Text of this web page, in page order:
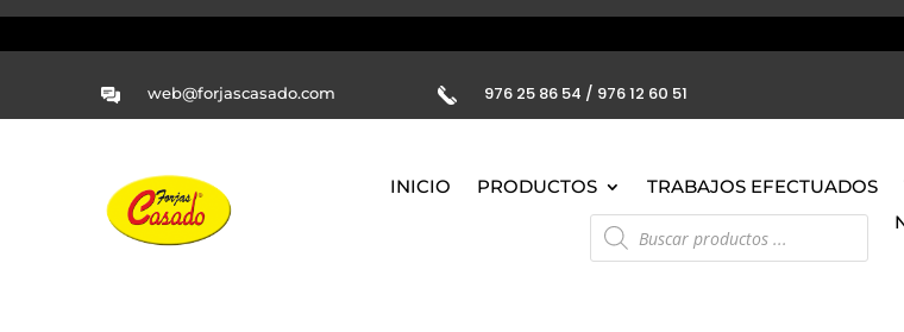
web@forjascasado.com 976 25 86 54 / 976 12 60 51
INICIO PRODUCTOS TRABAJOS EFECTUADOS
Búsqueda
de
productos